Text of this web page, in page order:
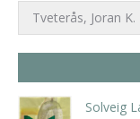
Tveterås, Joran K.
Solveig